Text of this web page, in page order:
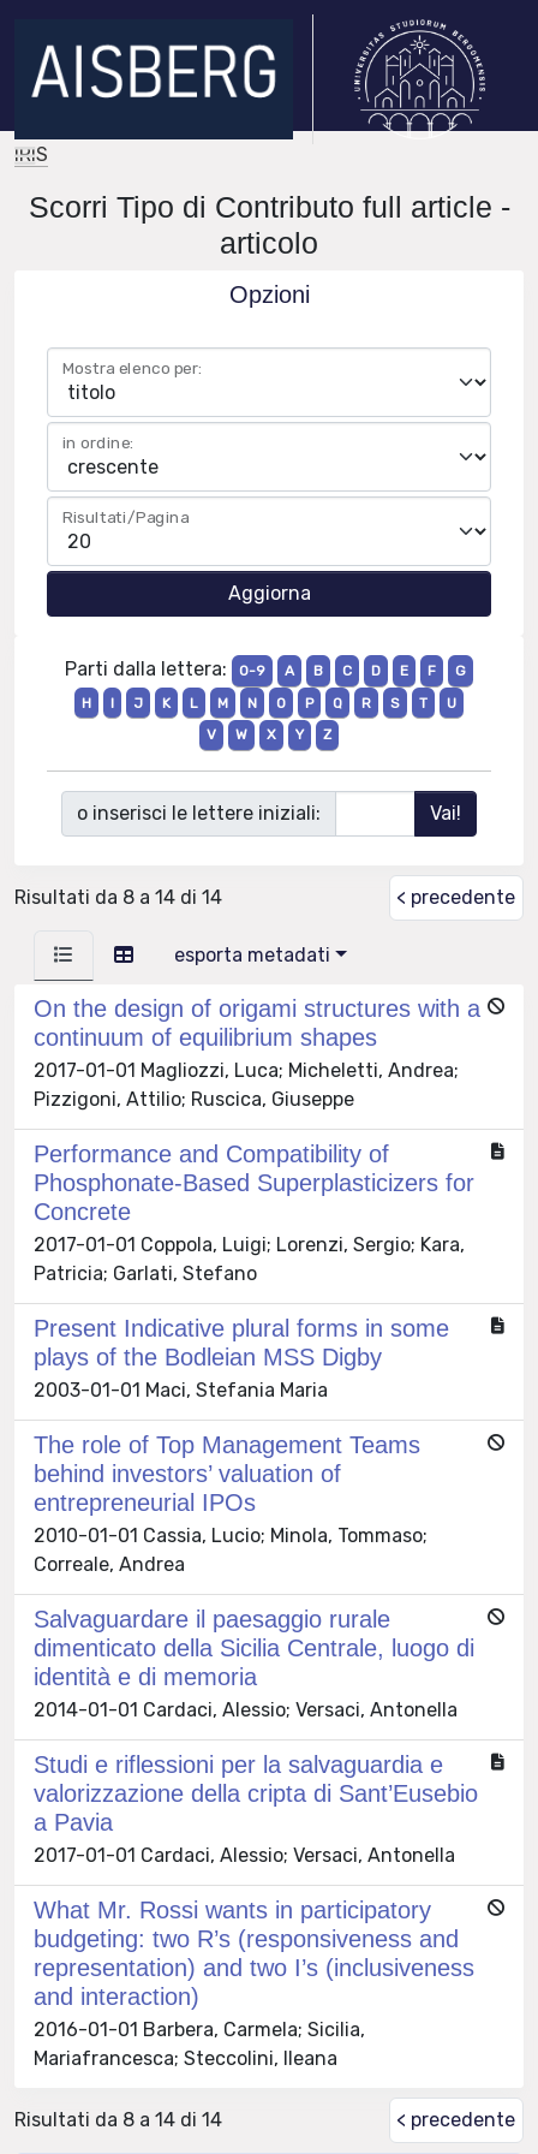
IRIS
Scorri Tipo di Contributo full article -
articolo
Opzioni
Mostra elenco per:
in ordine:
Risultati/Pagina
Parti dalla lettera: 0-9 A B C D E F
G
H
I J K L M N O P Q R S T
U
V
W X Y Z
o inserisci le lettere iniziali:
Risultati da 8 a 14 di 14 < precedente
esporta metadati
On the design of origami structures with a
continuum of equilibrium shapes
2017-01-01 Magliozzi, Luca; Micheletti, Andrea;
Pizzigoni, Attilio; Ruscica, Giuseppe
Performance and Compatibility of
Phosphonate-Based Superplasticizers for
Concrete
2017-01-01 Coppola, Luigi; Lorenzi, Sergio; Kara,
Patricia; Garlati, Stefano
Present Indicative plural forms in some
plays of the Bodleian MSS Digby
2003-01-01 Maci, Stefania Maria
The role of Top Management Teams
behind investors’ valuation of
entrepreneurial IPOs
2010-01-01 Cassia, Lucio; Minola, Tommaso;
Correale, Andrea
Salvaguardare il paesaggio rurale
dimenticato della Sicilia Centrale, luogo di
identità e di memoria
2014-01-01 Cardaci, Alessio; Versaci, Antonella
Studi e riflessioni per la salvaguardia e
valorizzazione della cripta di Sant’Eusebio
a Pavia
2017-01-01 Cardaci, Alessio; Versaci, Antonella
What Mr. Rossi wants in participatory
budgeting: two R’s (responsiveness and
representation) and two I’s (inclusiveness
and interaction)
2016-01-01 Barbera, Carmela; Sicilia,
Mariafrancesca; Steccolini, Ileana
Risultati da 8 a 14 di 14 < precedente